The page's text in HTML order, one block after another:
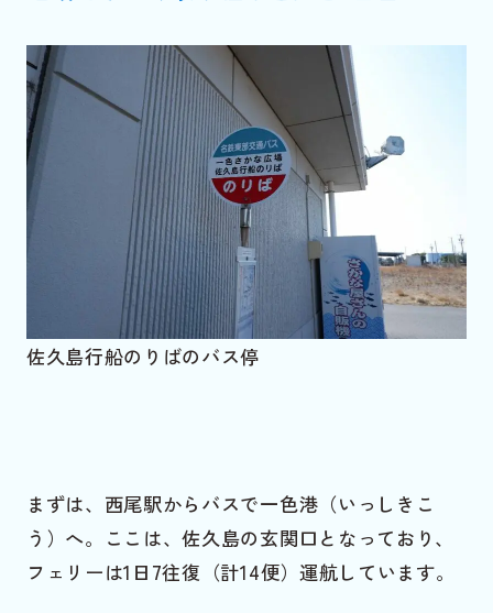
佐久島行船のりばのバス停
まずは、西尾駅からバスで一色港（いっしきこ
う）へ。ここは、佐久島の玄関口となっており、
フェリーは1日7往復（計14便）運航しています。